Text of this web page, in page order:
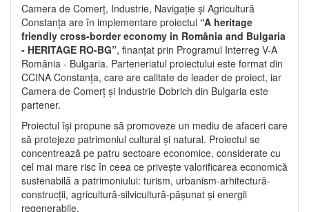
Camera de Comerț, Industrie, Navigație și Agricultură
Constanța are în implementare proiectul “A heritage
friendly cross-border economy in România and Bulgaria
- HERITAGE RO-BG”, finanțat prin Programul Interreg V-A
România - Bulgaria. Parteneriatul proiectului este format din
CCINA Constanța, care are calitate de leader de proiect, iar
Camera de Comerț și Industrie Dobrich din Bulgaria este
partener.
Proiectul își propune să promoveze un mediu de afaceri care
să protejeze patrimoniul cultural și natural. Proiectul se
concentrează pe patru sectoare economice, considerate cu
cel mai mare risc în ceea ce privește valorificarea economică
sustenabilă a patrimoniului: turism, urbanism-arhitectură-
construcții, agricultură-silvicultură-pășunat și energii
regenerabile.